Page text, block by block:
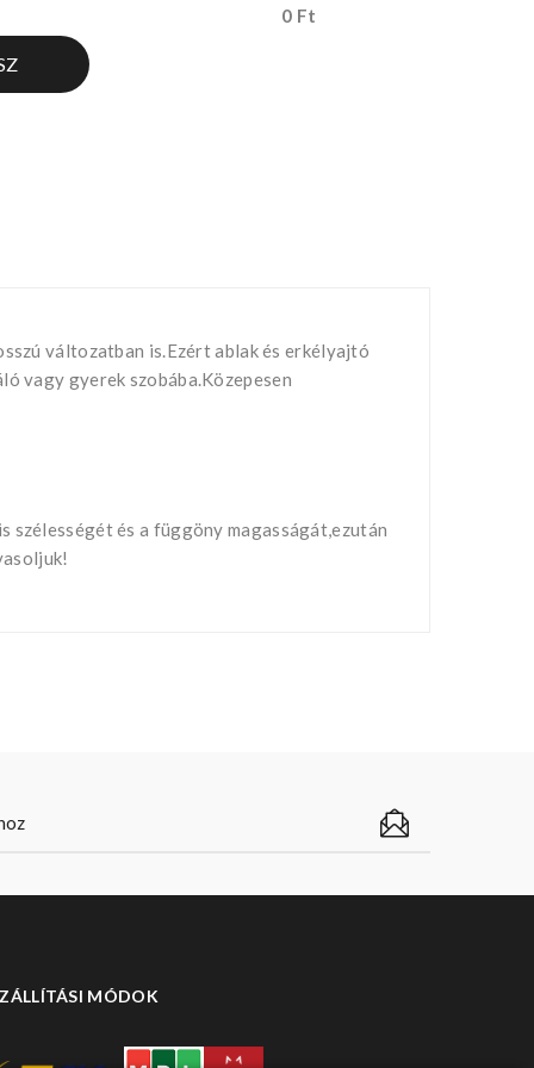
0 Ft
változatban is.Ezért ablak és erkélyajtó
vagy gyerek szobába.Közepesen
szélességét és a függöny magasságát,ezután
MÓDOK